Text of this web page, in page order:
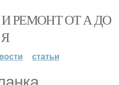
РЕМОНТ ОТ А ДО
Я
статьи